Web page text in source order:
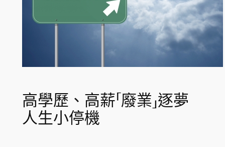
高學歷、高薪「廢業」逐夢
人生小停機